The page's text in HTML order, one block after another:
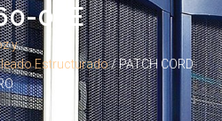
07E
y
Estructurado/ PATCH CORD